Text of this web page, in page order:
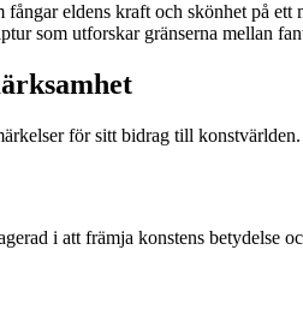
fångar eldens kraft och skönhet på ett
som utforskar gränserna mellan
för sitt bidrag till
i att främja konstens